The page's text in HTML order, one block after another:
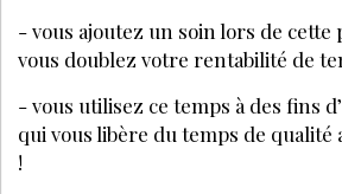
- vous ajoutez un soin lors de cette
vous doublez votre rentabilité de
- vous utilisez ce temps à des fins
qui vous libère du temps de qualité
!